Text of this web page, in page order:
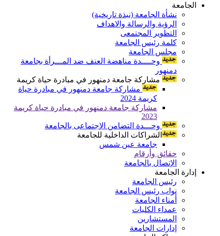
الجامعة
نشأة الجامعة (نبذة تاريخية)
الرؤية والرسالة والاهداف
التطوير المجتمعى
كلمة رئيس الجامعة
مجلس الجامعة
وحــــدة مناهضة العنف ضد المـــرأة بجامعة
دمنهور
مشاركة جامعة دمنهور في مبادرة حياة كريمة
مشاركة جامعة دمنهور في مبادرة حياة
كريمة 2024
مشاركة جامعة دمنهور في مبادرة حياة كريمة
2023
وحـــدة التضامن الإجتماعى بالجامعة
الشراكات الداخلية للجامعة
جامعة عين شمس
حقائق وأرقام
الإتصال بالجامعة
إدارة الجامعة
رئيس الجامعة
نواب رئيس الجامعة
أمناء الجامعة
عمداء الكليات
المستشارين
إدارات الجامعة